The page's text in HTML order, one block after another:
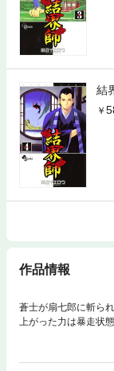
結
作品情報
蒼士が扇七郎に斬ら
上がった力は暴走状
御不能な力…このま
部が次々に殺られた
する反攻の糸口を探